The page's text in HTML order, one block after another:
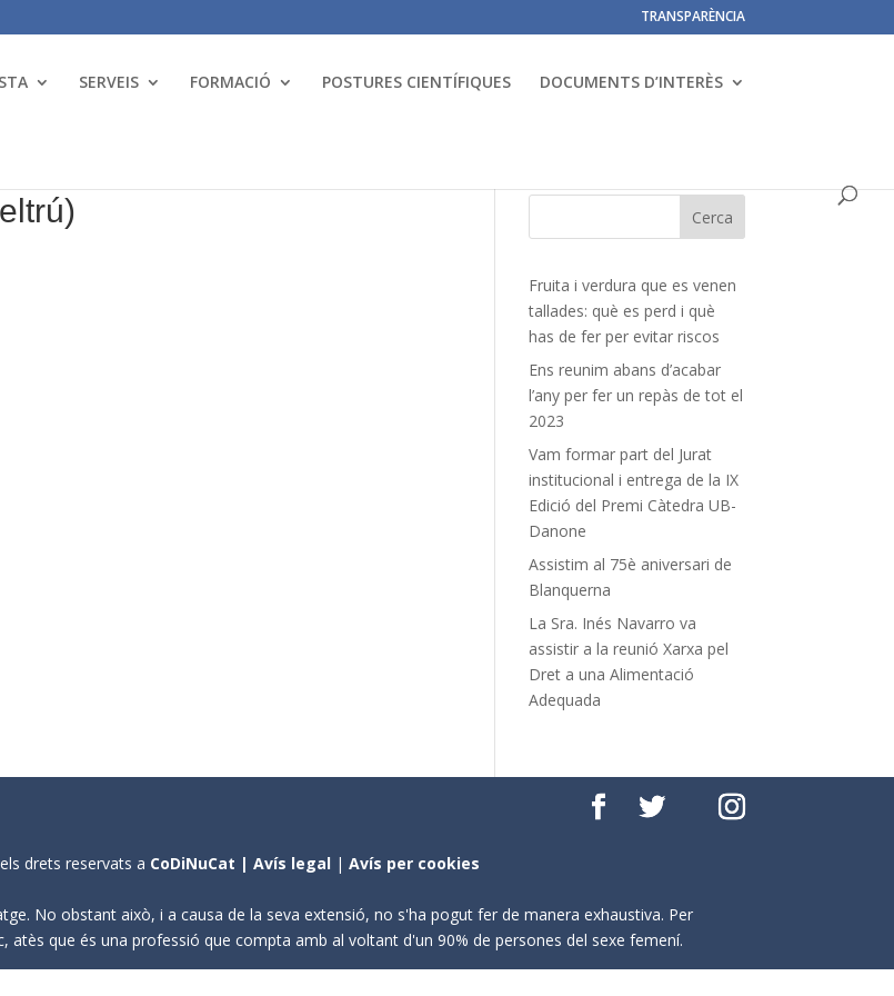
TRANSPARÈNCIA
SERVEIS FORMACIÓ POSTURES CIENTÍFIQUES DOCUMENTS D’INTERÈS
Fruita i verdura que es venen
tallades: què es perd i què
has de fer per evitar riscos
Ens reunim abans d’acabar
l’any per fer un repàs de tot el
2023
Vam formar part del Jurat
institucional i entrega de la IX
Edició del Premi Càtedra UB-
Danone
Assistim al 75è aniversari de
Blanquerna
La Sra. Inés Navarro va
assistir a la reunió Xarxa pel
Dret a una Alimentació
Adequada
drets reservats a CoDiNuCat |Avís legal |Avís per cookies
No obstant això, i a causa de la seva extensió, no s'ha pogut fer de manera exhaustiva. Per
que és una professió que compta amb al voltant d'un 90% de persones del sexe femení.